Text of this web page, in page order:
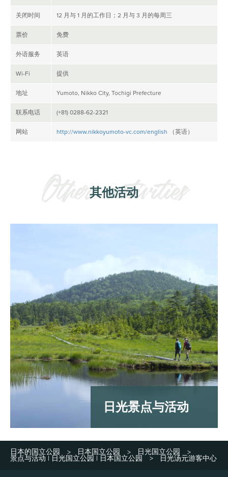
关闭时间 12 月与 1 月的工作日；2 月与 3 月的每周三
票价 免费
外语服务 英语
Wi-Fi 提供
地址 Yumoto, Nikko City, Tochigi Prefecture
联系电话 (+81) 0288-62-2321
网站 http://www.nikkoyumoto-vc.com/english （英语）
其他活动
日光景点与活动
日本的国立公园 > 日本国立公园 > 日光国立公园 >
景点与活动 | 日光国立公园 | 日本国立公园 > 日光汤元游客中心